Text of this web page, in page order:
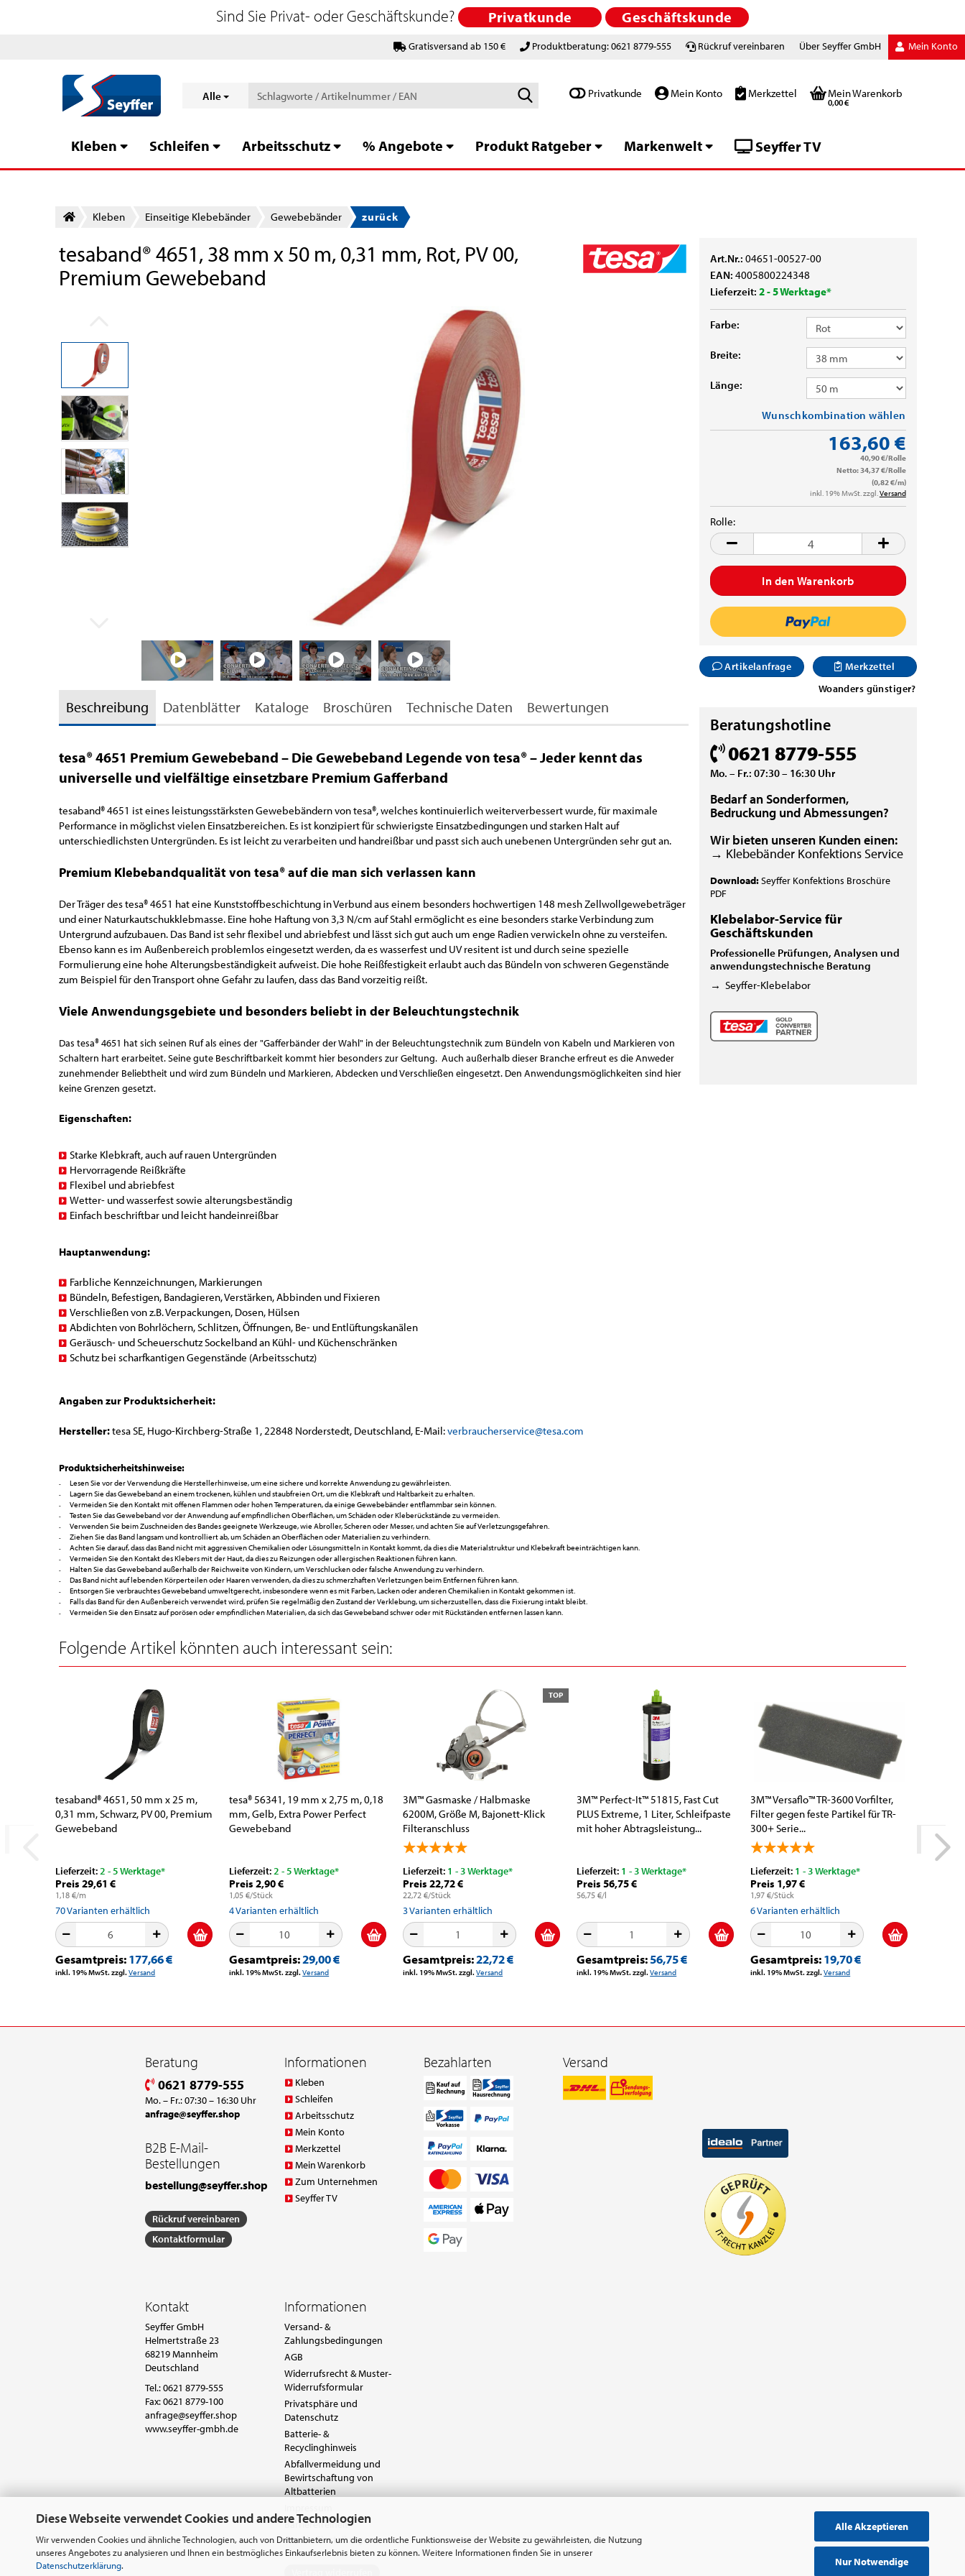
Diese Webseite verwendet Cookies und andere Technologien
Wir verwenden Cookies und ähnliche Technologien, auch von Drittanbietern, um die ordentliche Funktionsweise der Website zu gewährleisten, die Nutzung
unseres Angebotes zu analysieren und Ihnen ein bestmögliches Einkaufserlebnis bieten zu können. Weitere Informationen finden Sie in unserer
Datenschutzerklärung.
Alle Akzeptieren
Nur Notwendige
Gratisversand ab 150 € Produktberatung: 0621 8779-555 Rückruf vereinbaren Über Seyffer GmbH Mein Konto
Alle
Schlagworte
EAN
Privatkunde Mein Konto Merkzettel Mein Warenkorb
0,00 €
Sind Sie Privat- oder Geschäftskunde? Privatkunde Geschäftskunde
Kleben Schleifen Arbeitsschutz % Angebote Produkt Ratgeber Markenwelt Seyffer TV
Kleben Einseitige Klebebänder Gewebebänder zurück
tesaband® 4651, 38 mm x 50 m, 0,31 mm, Rot, PV 00,
Premium Gewebeband
Art.Nr.:04651-00527-00
EAN:4005800224348
Lieferzeit:2 - 5 Werktage*
Farbe:
Breite:
Länge:
Wunschkombination wählen
163,60 €
40,90 €/Rolle
Netto: 34,37 €/Rolle
(0,82 €/m)
inkl. 19% MwSt. zzgl.Versand
Rolle:
Rolle
Artikelanfrage
Merkzettel
Woanders günstiger?
Beratungshotline
0621 8779-555
Mo. – Fr.: 07:30 – 16:30 Uhr
Bedarf an Sonderformen,
Bedruckung und Abmessungen?
Wir bieten unseren Kunden einen:
→ Klebebänder Konfektions Service
Download:Seyffer Konfektions Broschüre
PDF
Klebelabor-Service für
Geschäftskunden
Professionelle Prüfungen, Analysen und
anwendungstechnische Beratung
→Seyffer-Klebelabor
Beschreibung Datenblätter Kataloge Broschüren Technische Daten Bewertungen
tesa® 4651 Premium Gewebeband – Die Gewebeband Legende von tesa® – Jeder kennt das
universelle und vielfältige einsetzbare Premium Gafferband
tesaband® 4651 ist eines leistungsstärksten Gewebebändern von tesa®, welches kontinuierlich weiterverbessert wurde, für maximale
Performance in möglichst vielen Einsatzbereichen. Es ist konzipiert für schwierigste Einsatzbedingungen und starken Halt auf
unterschiedlichsten Untergründen. Es ist leicht zu verarbeiten und handreißbar und passt sich auch unebenen Untergründen sehr gut an.
Premium Klebebandqualität von tesa® auf die man sich verlassen kann
Der Träger des tesa® 4651 hat eine Kunststoffbeschichtung in Verbund aus einem besonders hochwertigen 148 mesh Zellwollgewebeträger
und einer Naturkautschukklebmasse. Eine hohe Haftung von 3,3 N/cm auf Stahl ermöglicht es eine besonders starke Verbindung zum
Untergrund aufzubauen. Das Band ist sehr flexibel und abriebfest und lässt sich gut auch um enge Radien verwickeln ohne zu versteifen.
Ebenso kann es im Außenbereich problemlos eingesetzt werden, da es wasserfest und UV resitent ist und durch seine spezielle
Formulierung eine hohe Alterungsbeständigkeit aufweist. Die hohe Reißfestigkeit erlaubt auch das Bündeln von schweren Gegenstände
zum Beispiel für den Transport ohne Gefahr zu laufen, dass das Band vorzeitig reißt.
Viele Anwendungsgebiete und besonders beliebt in der Beleuchtungstechnik
Das tesa® 4651 hat sich seinen Ruf als eines der "Gafferbänder der Wahl" in der Beleuchtungstechnik zum Bündeln von Kabeln und Markieren von
Schaltern hart erarbeitet. Seine gute Beschriftbarkeit kommt hier besonders zur Geltung. Auch außerhalb dieser Branche erfreut es die Anweder
zunehmender Beliebtheit und wird zum Bündeln und Markieren, Abdecken und Verschließen eingesetzt. Den Anwendungsmöglichkeiten sind hier
keine Grenzen gesetzt.
Eigenschaften:
Starke Klebkraft, auch auf rauen Untergründen
Hervorragende Reißkräfte
Flexibel und abriebfest
Wetter- und wasserfest sowie alterungsbeständig
Einfach beschriftbar und leicht handeinreißbar
Hauptanwendung:
Farbliche Kennzeichnungen, Markierungen
Bündeln, Befestigen, Bandagieren, Verstärken, Abbinden und Fixieren
Verschließen von z.B. Verpackungen, Dosen, Hülsen
Abdichten von Bohrlöchern, Schlitzen, Öffnungen, Be- und Entlüftungskanälen
Geräusch- und Scheuerschutz Sockelband an Kühl- und Küchenschränken
Schutz bei scharfkantigen Gegenstände (Arbeitsschutz)
Angaben zur Produktsicherheit:
Hersteller:tesa SE, Hugo-Kirchberg-Straße 1, 22848 Norderstedt, Deutschland, E-Mail:verbraucherservice@tesa.com
Produktsicherheitshinweise:
Lesen Sie vor der Verwendung die Herstellerhinweise, um eine sichere und korrekte Anwendung zu gewährleisten.
Lagern Sie das Gewebeband an einem trockenen, kühlen und staubfreien Ort, um die Klebkraft und Haltbarkeit zu erhalten.
Vermeiden Sie den Kontakt mit offenen Flammen oder hohen Temperaturen, da einige Gewebebänder entflammbar sein können.
Testen Sie das Gewebeband vor der Anwendung auf empfindlichen Oberflächen, um Schäden oder Kleberückstände zu vermeiden.
Verwenden Sie beim Zuschneiden des Bandes geeignete Werkzeuge, wie Abroller, Scheren oder Messer, und achten Sie auf Verletzungsgefahren.
Ziehen Sie das Band langsam und kontrolliert ab, um Schäden an Oberflächen oder Materialien zu verhindern.
Achten Sie darauf, dass das Band nicht mit aggressiven Chemikalien oder Lösungsmitteln in Kontakt kommt, da dies die Materialstruktur und Klebekraft beeinträchtigen kann.
Vermeiden Sie den Kontakt des Klebers mit der Haut, da dies zu Reizungen oder allergischen Reaktionen führen kann.
Halten Sie das Gewebeband außerhalb der Reichweite von Kindern, um Verschlucken oder falsche Anwendung zu verhindern.
Das Band nicht auf lebenden Körperteilen oder Haaren verwenden, da dies zu schmerzhaften Verletzungen beim Entfernen führen kann.
Entsorgen Sie verbrauchtes Gewebeband umweltgerecht, insbesondere wenn es mit Farben, Lacken oder anderen Chemikalien in Kontakt gekommen ist.
Falls das Band für den Außenbereich verwendet wird, prüfen Sie regelmäßig den Zustand der Verklebung, um sicherzustellen, dass die Fixierung intakt bleibt.
Vermeiden Sie den Einsatz auf porösen oder empfindlichen Materialien, da sich das Gewebeband schwer oder mit Rückständen entfernen lassen kann.
Folgende Artikel könnten auch interessant sein:
tesaband® 4651, 50 mm x 25 m,
0,31 mm, Schwarz, PV 00, Premium
Gewebeband
Lieferzeit:2 - 5 Werktage*
Preis 29,61 €
1,18 €/m
70Varianten erhältlich
Gesamtpreis:177,66 €
inkl. 19% MwSt. zzgl.Versand
tesa® 56341, 19 mm x 2,75 m, 0,18
mm, Gelb, Extra Power Perfect
Gewebeband
Lieferzeit:2 - 5 Werktage*
Preis 2,90 €
1,05 €/Stück
4Varianten erhältlich
Gesamtpreis:29,00 €
inkl. 19% MwSt. zzgl.Versand
TOP
3M™ Gasmaske / Halbmaske
6200M, Größe M, Bajonett-Klick
Filteranschluss
Lieferzeit: 1 - 3 Werktage*
Preis 22,72 €
22,72 €/Stück
3Varianten erhältlich
Gesamtpreis:22,72 €
inkl. 19% MwSt. zzgl.Versand
3M™ Perfect-It™ 51815, Fast Cut
PLUS Extreme, 1 Liter, Schleifpaste
mit hoher Abtragsleistung...
Lieferzeit: 1 - 3 Werktage*
Preis 56,75 €
56,75 €/l
Gesamtpreis:56,75 €
inkl. 19% MwSt. zzgl.Versand
3M™ Versaflo™ TR-3600 Vorfilter,
Filter gegen feste Partikel für TR-
300+ Serie...
Lieferzeit: 1 - 3 Werktage*
Preis 1,97 €
1,97 €/Stück
6Varianten erhältlich
Gesamtpreis:19,70 €
inkl. 19% MwSt. zzgl.Versand
Beratung
0621 8779-555
Mo. – Fr.: 07:30 – 16:30 Uhr
anfrage@seyffer.shop
B2B E-Mail-
Bestellungen
bestellung@seyffer.shop
Rückruf vereinbaren
Kontaktformular
Informationen
Kleben
Schleifen
Arbeitsschutz
Mein Konto
Merkzettel
Mein Warenkorb
Zum Unternehmen
Seyffer TV
Bezahlarten Versand
Kontakt
Seyffer GmbH
Helmertstraße 23
68219 Mannheim
Deutschland
Tel.:0621 8779-555
Fax: 0621 8779-100
anfrage@seyffer.shop
www.seyffer-gmbh.de
Informationen
Versand- &
Zahlungsbedingungen
AGB
Widerrufsrecht & Muster-
Widerrufsformular
Privatsphäre und
Datenschutz
Batterie- &
Recyclinghinweis
Abfallvermeidung und
Bewirtschaftung von
Altbatterien
Barrierefreiheit
Cookie Einstellungen